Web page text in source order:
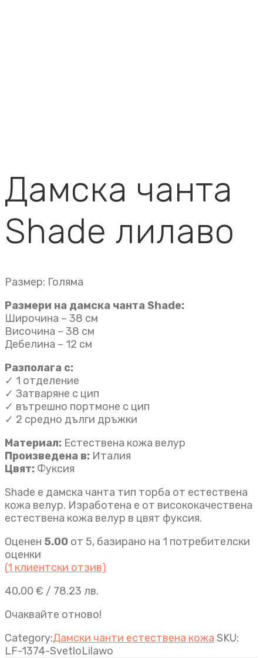
Дамска чанта
Shade лилаво
Размер: Голяма
Размери на дамска чанта Shade:
Широчина – 38 см
Височина – 38 см
Дебелина – 12 см
Разполага с:
✓ 1 отделение
✓ Затваряне с цип
✓ вътрешно портмоне с цип
✓ 2 средно дълги дръжки
Материал: Естествена кожа велур
Произведена в: Италия
Цвят: Фуксия
Shade е дамска чанта тип торба от естествена
кожа велур. Изработена е от висококачествена
естествена кожа велур в цвят фуксия.
Оценен 5.00 от 5, базирано на 1 потребителски
оценки
(1 клиентски отзив)
40,00 € / 78.23 лв.
Очаквайте отново!
Category:Дамски чанти естествена кожа SKU:
LF-1374-SvetloLilawo